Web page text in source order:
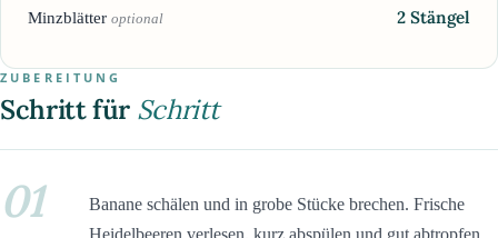
Minzblätter optional 2 Stängel
ZUBEREITUNG
Schritt für Schritt
01
Banane schälen und in grobe Stücke brechen. Frische
Heidelbeeren verlesen, kurz abspülen und gut abtropfen